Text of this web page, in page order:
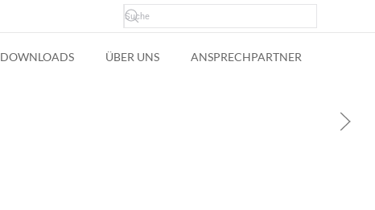
DOWNLOADS ÜBER UNS ANSPRECHPARTNER